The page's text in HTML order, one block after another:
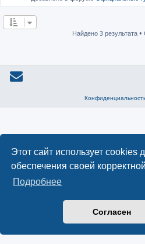
Этот сайт использует cookies
обеспечения своей
Подробнее
Согласен
Найдено 3 результата •